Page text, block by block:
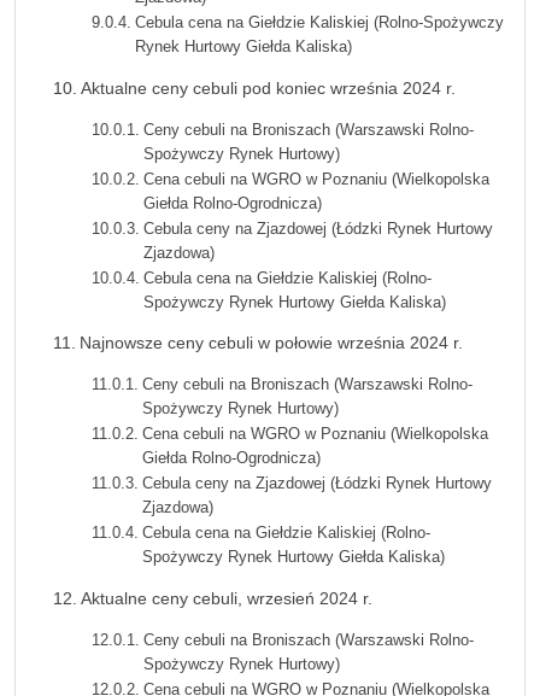
Cebula cena na Giełdzie Kaliskiej (Rolno-Spożywczy
Rynek Hurtowy Giełda Kaliska)
Aktualne ceny cebuli pod koniec września 2024 r.
Ceny cebuli na Broniszach (Warszawski Rolno-
Spożywczy Rynek Hurtowy)
Cena cebuli na WGRO w Poznaniu (Wielkopolska
Giełda Rolno-Ogrodnicza)
Cebula ceny na Zjazdowej (Łódzki Rynek Hurtowy
Zjazdowa)
Cebula cena na Giełdzie Kaliskiej (Rolno-
Spożywczy Rynek Hurtowy Giełda Kaliska)
Najnowsze ceny cebuli w połowie września 2024 r.
Ceny cebuli na Broniszach (Warszawski Rolno-
Spożywczy Rynek Hurtowy)
Cena cebuli na WGRO w Poznaniu (Wielkopolska
Giełda Rolno-Ogrodnicza)
Cebula ceny na Zjazdowej (Łódzki Rynek Hurtowy
Zjazdowa)
Cebula cena na Giełdzie Kaliskiej (Rolno-
Spożywczy Rynek Hurtowy Giełda Kaliska)
Aktualne ceny cebuli, wrzesień 2024 r.
Ceny cebuli na Broniszach (Warszawski Rolno-
Spożywczy Rynek Hurtowy)
Cena cebuli na WGRO w Poznaniu (Wielkopolska